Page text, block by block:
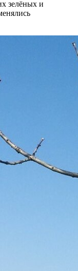
зелёных и